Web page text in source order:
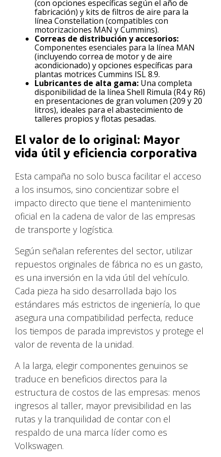
(con opciones específicas según el año de
fabricación) y kits de filtros de aire para la
línea Constellation (compatibles con
motorizaciones MAN y Cummins).
Correas de distribución y accesorios:
Componentes esenciales para la línea MAN
(incluyendo correa de motor y de aire
acondicionado) y opciones específicas para
plantas motrices Cummins ISL 8.9.
Lubricantes de alta gama: Una completa
disponibilidad de la línea Shell Rimula (R4 y R6)
en presentaciones de gran volumen (209 y 20
litros), ideales para el abastecimiento de
talleres propios y flotas pesadas.
El valor de lo original: Mayor
vida útil y eficiencia corporativa
Esta campaña no solo busca facilitar el acceso
a los insumos, sino concientizar sobre el
impacto directo que tiene el mantenimiento
oficial en la cadena de valor de las empresas
de transporte y logística.
Según señalan referentes del sector, utilizar
repuestos originales de fábrica no es un gasto,
es una inversión en la vida útil del vehículo.
Cada pieza ha sido desarrollada bajo los
estándares más estrictos de ingeniería, lo que
asegura una compatibilidad perfecta, reduce
los tiempos de parada imprevistos y protege el
valor de reventa de la unidad.
A la larga, elegir componentes genuinos se
traduce en beneficios directos para la
estructura de costos de las empresas: menos
ingresos al taller, mayor previsibilidad en las
rutas y la tranquilidad de contar con el
respaldo de una marca líder como es
Volkswagen.